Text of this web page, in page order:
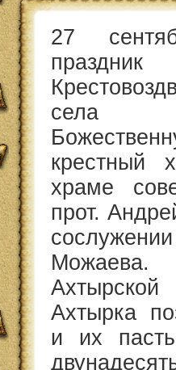
27
села
крестный
храме
прот.
Ахтырка
и их